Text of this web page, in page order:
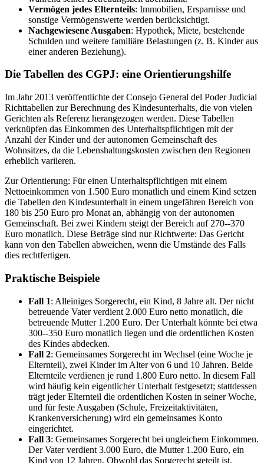
Vermögen jedes Elternteils: Immobilien, Ersparnisse und
sonstige Vermögenswerte werden berücksichtigt.
Nachgewiesene Ausgaben: Hypothek, Miete, bestehende
Schulden und weitere familiäre Belastungen (z. B. Kinder aus
einer anderen Beziehung).
Die Tabellen des CGPJ: eine Orientierungshilfe
Im Jahr 2013 veröffentlichte der Consejo General del Poder Judicial
Richttabellen zur Berechnung des Kindesunterhalts, die von vielen
Gerichten als Referenz herangezogen werden. Diese Tabellen
verknüpfen das Einkommen des Unterhaltspflichtigen mit der
Anzahl der Kinder und der autonomen Gemeinschaft des
Wohnsitzes, da die Lebenshaltungskosten zwischen den Regionen
erheblich variieren.
Zur Orientierung: Für einen Unterhaltspflichtigen mit einem
Nettoeinkommen von 1.500 Euro monatlich und einem Kind setzen
die Tabellen den Kindesunterhalt in einem ungefähren Bereich von
180 bis 250 Euro pro Monat an, abhängig von der autonomen
Gemeinschaft. Bei zwei Kindern steigt der Bereich auf 270--370
Euro monatlich. Diese Beträge sind nur Richtwerte: Das Gericht
kann von den Tabellen abweichen, wenn die Umstände des Falls
dies rechtfertigen.
Praktische Beispiele
Fall 1: Alleiniges Sorgerecht, ein Kind, 8 Jahre alt. Der nicht
betreuende Vater verdient 2.000 Euro netto monatlich, die
betreuende Mutter 1.200 Euro. Der Unterhalt könnte bei etwa
300--350 Euro monatlich liegen und die ordentlichen Kosten
des Kindes abdecken.
Fall 2: Gemeinsames Sorgerecht im Wechsel (eine Woche je
Elternteil), zwei Kinder im Alter von 6 und 10 Jahren. Beide
Elternteile verdienen je rund 1.800 Euro netto. In diesem Fall
wird häufig kein eigentlicher Unterhalt festgesetzt; stattdessen
trägt jeder Elternteil die ordentlichen Kosten in seiner Woche,
und für feste Ausgaben (Schule, Freizeitaktivitäten,
Krankenversicherung) wird ein gemeinsames Konto
eingerichtet.
Fall 3: Gemeinsames Sorgerecht bei ungleichem Einkommen.
Der Vater verdient 3.000 Euro, die Mutter 1.200 Euro, ein
Kind von 12 Jahren. Obwohl das Sorgerecht geteilt ist,